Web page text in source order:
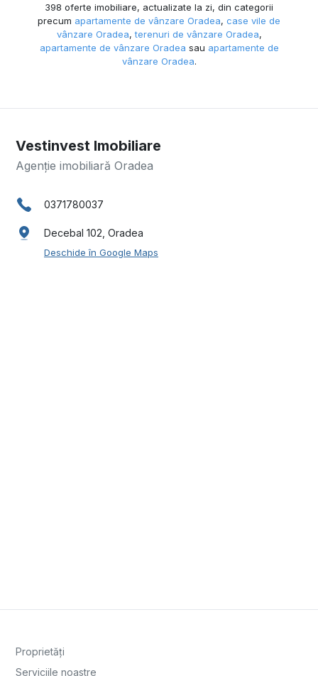
398 oferte imobiliare, actualizate la zi, din categorii
precum apartamente de vânzare Oradea, case vile de
vânzare Oradea,terenuri de vânzare Oradea,
apartamente de vânzare Oradea sau apartamente de
vânzare Oradea.
Vestinvest Imobiliare
Agenție imobiliară Oradea
0371780037
Decebal 102, Oradea
Deschide în Google Maps
ANPC
Politică de confidențialitate